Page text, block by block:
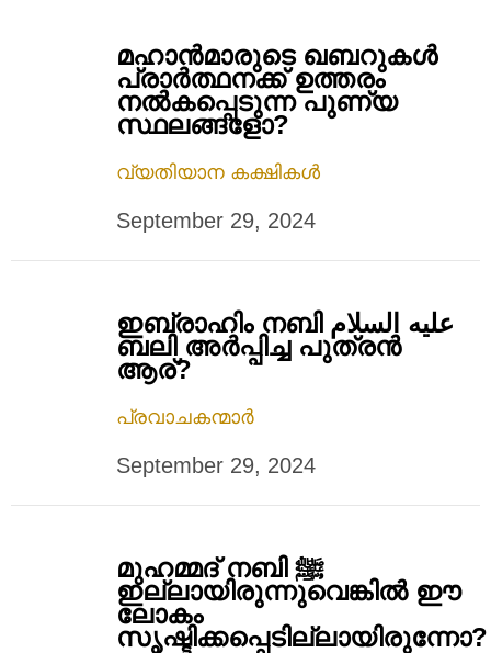
മഹാൻമാരുടെ ഖബറുകൾ
പ്രാർത്ഥനക്ക് ഉത്തരം
നല്‍‍കപ്പെടുന്ന പുണ്യ
സ്ഥലങ്ങളോ?
വ്യതിയാന കക്ഷികൾ
September 29, 2024
ഇബ്രാഹിം നബി عليه السلام
ബലി അർപ്പിച്ച പുത്രന്‍
ആര്?
പ്രവാചകന്മാർ
September 29, 2024
മുഹമ്മദ് നബി ﷺ
ഇല്ലായിരുന്നുവെങ്കിൽ ഈ
ലോകം
സൃഷ്ടിക്കപ്പെടില്ലായിരുന്നോ?